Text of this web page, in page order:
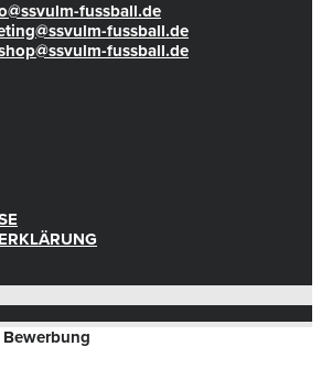
fussball.de
fussball.de
fussball.de